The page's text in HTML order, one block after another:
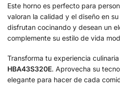
Este horno es perfecto para
valoran la calidad y el diseño en
disfrutan cocinando y desean un
complemente su estilo de vida
Transforma tu experiencia
HBA43S320E. Aprovecha su
elegante para hacer de cada